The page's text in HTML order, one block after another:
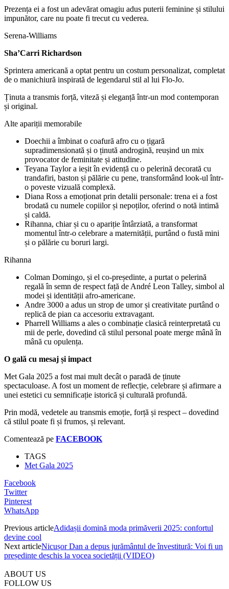
Prezența ei a fost un adevărat omagiu adus puterii feminine și stilului
impunător, care nu poate fi trecut cu vederea.
Serena-Williams
Sha’Carri Richardson
Sprintera americană a optat pentru un costum personalizat, completat
de o manichiură inspirată de legendarul stil al lui Flo-Jo.
Ținuta a transmis forță, viteză și eleganță într-un mod contemporan
și original.
Alte apariții memorabile
Doechii a îmbinat o coafură afro cu o țigară
supradimensionată și o ținută androgină, reușind un mix
provocator de feminitate și atitudine.
Teyana Taylor a ieșit în evidență cu o pelerină decorată cu
trandafiri, baston și pălărie cu pene, transformând look-ul într-
o poveste vizuală complexă.
Diana Ross a emoționat prin detalii personale: trena ei a fost
brodată cu numele copiilor și nepoților, oferind o notă intimă
și caldă.
Rihanna, chiar și cu o apariție întârziată, a transformat
momentul într-o celebrare a maternității, purtând o fustă mini
și o pălărie cu boruri largi.
Rihanna
Colman Domingo, și el co-președinte, a purtat o pelerină
regală în semn de respect față de André Leon Talley, simbol al
modei și identității afro-americane.
Andre 3000 a adus un strop de umor și creativitate purtând o
replică de pian ca accesoriu extravagant.
Pharrell Williams a ales o combinație clasică reinterpretată cu
mii de perle, dovedind că stilul personal poate merge mână în
mână cu opulența.
O gală cu mesaj și impact
Met Gala 2025 a fost mai mult decât o paradă de ținute
spectaculoase. A fost un moment de reflecție, celebrare și afirmare a
unei estetici cu semnificație istorică și culturală profundă.
Prin modă, vedetele au transmis emoție, forță și respect – dovedind
că stilul poate fi și frumos, și relevant.
Comentează pe FACEBOOK
TAGS
Met Gala 2025
Facebook
Twitter
Pinterest
WhatsApp
Previous articleAdidașii domină moda primăverii 2025: confortul
devine cool
Next articleNicușor Dan a depus jurământul de învestitură: Voi fi un
președinte deschis la vocea societății (VIDEO)
ABOUT US
FOLLOW US